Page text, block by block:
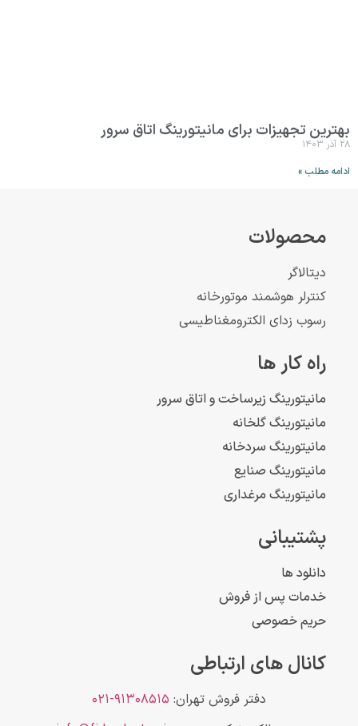
بهترین تجهیزات برای مانیتورینگ اتاق سرور
۲۸ آذر ۱۴۰۳
ادامه مطلب »
محصولات
دیتالاگر
کنترلر هوشمند موتورخانه
رسوب زدای الکترومغناطیسی
راه کار ها
مانیتورینگ زیرساخت و اتاق سرور
مانیتورینگ گلخانه
مانیتورینگ سردخانه
مانیتورینگ صنایع
مانیتورینگ مرغداری
پشتیبانی
دانلود ها
خدمات پس از فروش
حریم خصوصی
کانال های ارتباطی
دفتر فروش تهران: ۹۱۳۰۸۵۱۵-۰۲۱